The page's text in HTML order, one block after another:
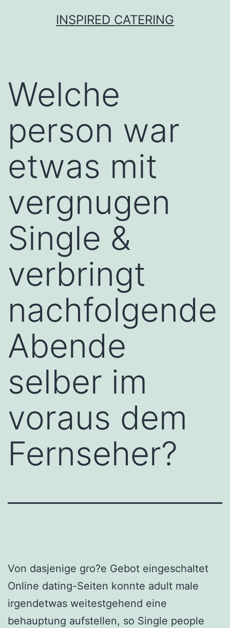
INSPIRED CATERING
Welche
person war
etwas mit
vergnugen
Single &
verbringt
nachfolgende
Abende
selber im
voraus dem
Fernseher?
Von dasjenige gro?e Gebot eingeschaltet
Online dating-Seiten konnte adult male
irgendetwas weitestgehend eine
behauptung aufstellen, so Single people